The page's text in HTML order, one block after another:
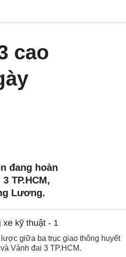
cao
đang hoàn
TP.HCM,
Lương.
giữa ba trục giao thông huyết
Vành đai 3 TP.HCM.